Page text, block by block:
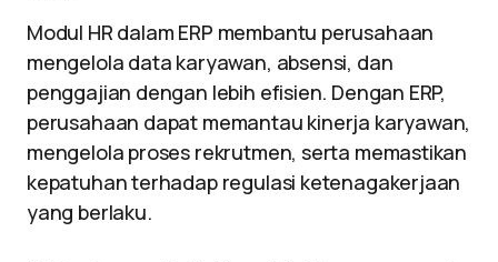
Modul HR dalam ERP membantu perusahaan
mengelola data karyawan, absensi, dan
penggajian dengan lebih efisien. Dengan ERP,
perusahaan dapat memantau kinerja karyawan,
mengelola proses rekrutmen, serta memastikan
kepatuhan terhadap regulasi ketenagakerjaan
yang berlaku.